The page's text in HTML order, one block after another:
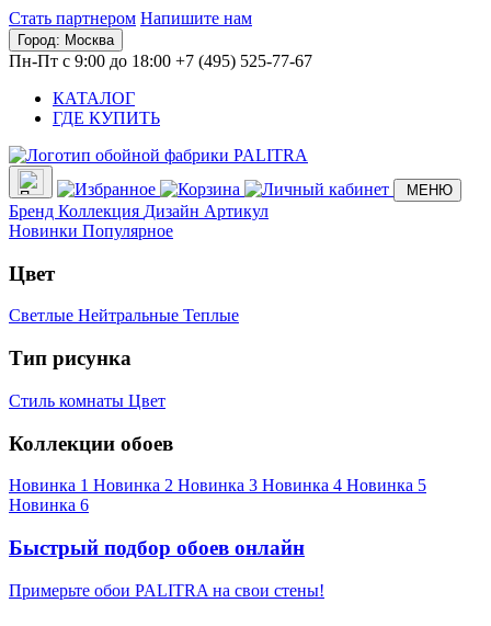
Стать партнером Напишите нам
Город: Москва
Пн-Пт с 9:00 до 18:00 +7 (495) 525-77-67
КАТАЛОГ
ГДЕ КУПИТЬ
МЕНЮ
Бренд Коллекция Дизайн Артикул
Новинки Популярное
Цвет
Светлые Нейтральные Теплые
Тип рисунка
Стиль комнаты Цвет
Коллекции обоев
Новинка 1 Новинка 2 Новинка 3 Новинка 4 Новинка 5
Новинка 6
Быстрый подбор обоев онлайн
Примерьте обои PALITRA на свои стены!